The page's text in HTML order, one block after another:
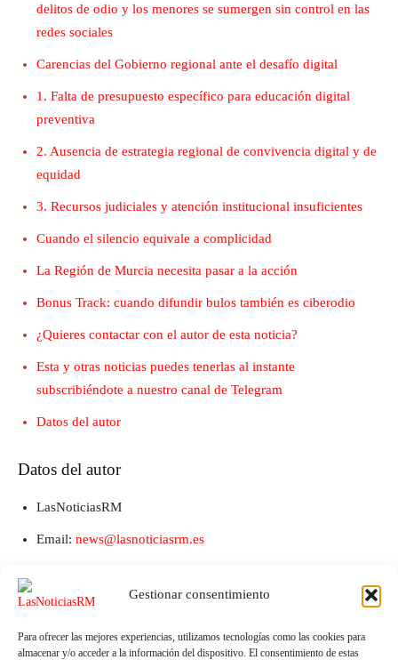
Gestionar consentimiento
Para ofrecer las mejores experiencias, utilizamos tecnologías como las cookies para
almacenar y/o acceder a la información del dispositivo. El consentimiento de estas
delitos de odio y los menores se sumergen sin control en las
redes sociales
Carencias del Gobierno regional ante el desafío digital
1. Falta de presupuesto específico para educación digital
preventiva
2. Ausencia de estrategia regional de convivencia digital y de
equidad
3. Recursos judiciales y atención institucional insuficientes
Cuando el silencio equivale a complicidad
La Región de Murcia necesita pasar a la acción
Bonus Track: cuando difundir bulos también es ciberodio
¿Quieres contactar con el autor de esta noticia?
Esta y otras noticias puedes tenerlas al instante
subscribiéndote a nuestro canal de Telegram
Datos del autor
Datos del autor
LasNoticiasRM
Email: news@lasnoticiasrm.es